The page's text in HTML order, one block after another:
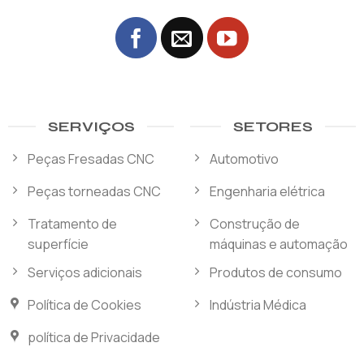
SERVIÇOS
Peças Fresadas CNC
Peças torneadas CNC
Tratamento de
superfície
Serviços adicionais
Política de Cookies
política de Privacidade
SETORES
Automotivo
Engenharia elétrica
Construção de
máquinas e automação
Produtos de consumo
Indústria Médica